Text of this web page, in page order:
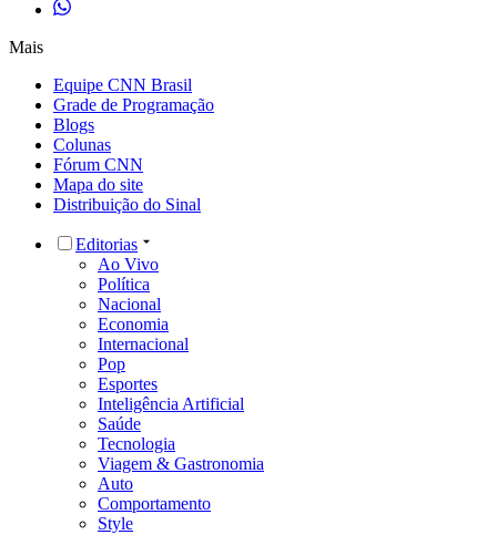
Mais
Equipe CNN Brasil
Grade de Programação
Blogs
Colunas
Fórum CNN
Mapa do site
Distribuição do Sinal
Editorias
Ao Vivo
Política
Nacional
Economia
Internacional
Pop
Esportes
Inteligência Artificial
Saúde
Tecnologia
Viagem & Gastronomia
Auto
Comportamento
Style